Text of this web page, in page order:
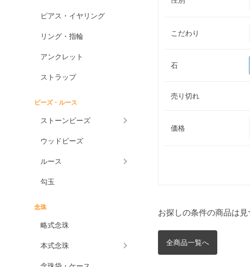
ピアス・イヤリング
リング・指輪
アンクレット
ストラップ
ビーズ・ルース
ストーンビーズ
ウッドビーズ
ルース
勾玉
念珠
略式念珠
本式念珠
こだわり
石
売り切れ
価格
お探しの条件の商品は
全商品一覧へ